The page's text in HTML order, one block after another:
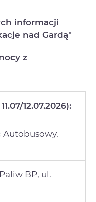
informacji
nad Gardą"
z
12.07.2026):
Autobusowy,
BP, ul.